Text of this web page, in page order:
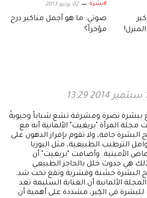
#بشرة 02 يونيو 2013
صوتي: ما هو أجمل مناكير درج
مؤخراً؟
ببشرة نضرة ومشرقة تشع شباباً وحيويةً
المرأة "بريغيت" الألمانية أنه مع
جافة، ولا تقوم بإفراز الدهون على
الترطيب الطبيعية، مثل اليوريا
الأمينية. وأضافت "بريغيت" أن
ذلك هي حدوث خلل بالحاجز الطبيعي
البشرة خشنة وقشرية وتقع تحت شد.
الألمانية أن العناية السليمة تعد
للبشرة في الكِبر، مشددة على أهمية أن